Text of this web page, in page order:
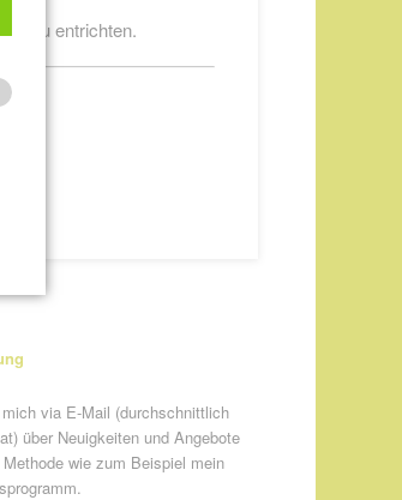
zu entrichten.
via E-Mail (durchschnittlich
über Neuigkeiten und Angebote
wie zum Beispiel mein